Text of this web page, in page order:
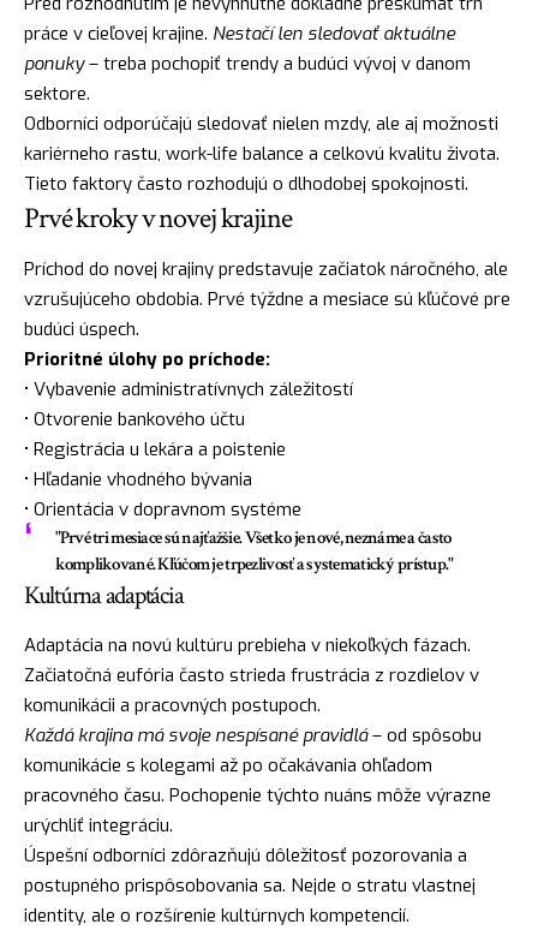
práce v cieľovej krajine. Nestačí len sledovať aktuálne
ponuky– treba pochopiť trendy a budúci vývoj v danom
sektore.
Odborníci odporúčajú sledovať nielen mzdy, ale aj možnosti
kariérneho rastu, work-life balance a celkovú kvalitu života.
Tieto faktory často rozhodujú o dlhodobej spokojnosti.
Prvé kroky v novej krajine
Príchod do novej krajiny predstavuje začiatok náročného, ale
vzrušujúceho obdobia. Prvé týždne a mesiace sú kľúčové pre
budúci úspech.
Prioritné úlohy po príchode:
• Vybavenie administratívnych záležitostí
• Otvorenie bankového účtu
• Registrácia u lekára a poistenie
• Hľadanie vhodného bývania
• Orientácia v dopravnom systéme
"Prvé tri mesiace sú najťažšie. Všetko je nové, neznáme a často
komplikované. Kľúčom je trpezlivosť a systematický prístup."
Kultúrna adaptácia
Adaptácia na novú kultúru prebieha v niekoľkých fázach.
Začiatočná eufória často strieda frustrácia z rozdielov v
komunikácii a pracovných postupoch.
Každá krajina má svoje nespísané pravidlá– od spôsobu
komunikácie s kolegami až po očakávania ohľadom
pracovného času. Pochopenie týchto nuáns môže výrazne
urýchliť integráciu.
Úspešní odborníci zdôrazňujú dôležitosť pozorovania a
postupného prispôsobovania sa. Nejde o stratu vlastnej
identity, ale o rozšírenie kultúrnych kompetencií.